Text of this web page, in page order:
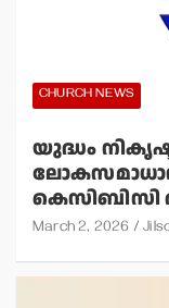
CHURCH NEWS
യുദ്ധം
കെസിബിസി
March 2, 2026